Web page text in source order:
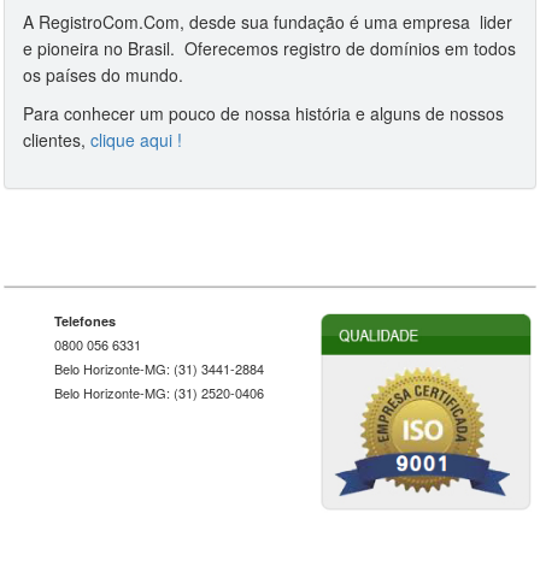
A RegistroCom.Com, desde sua fundação é uma empresa lider
e pioneira no Brasil. Oferecemos registro de domínios em todos
os países do mundo.
Para conhecer um pouco de nossa história e alguns de nossos
clientes, clique aqui !
Telefones
0800 056 6331
Belo Horizonte-MG: (31) 3441-2884
Belo Horizonte-MG: (31) 2520-0406